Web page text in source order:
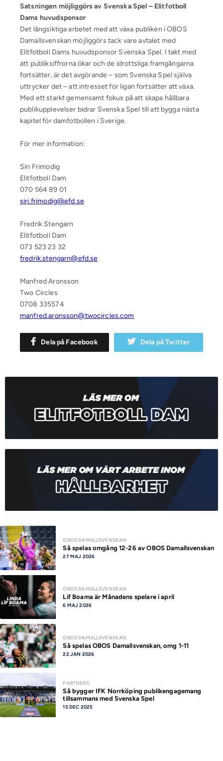
Satsningen möjliggörs av Svenska Spel – Elitfotboll
Dams huvudsponsor
Det långsiktiga arbetet med att växa publiken i OBOS
Damallsvenskan möjliggörs tack vare avtalet med
Elitfotboll Dams huvudsponsor Svenska Spel. I takt med
att publiksiffrorna ökar och de idrottsliga framgångarna
fortsätter, är det avgörande – som Svenska Spel själva
uttrycker det – att intresset för ligan fortsätter att växa.
Med ett starkt gemensamt fokus på att skapa hållbara
publikupplevelser bidrar Svenska Spel till att bygga nästa
kapitel för damfotbollen i Sverige.
För mer information:
Siri Frimodig
Elitfotboll Dam
070 564 89 01
siri.frimodig@efd.se
Fredrik Stengarn
Elitfotboll Dam
073 523 23 32
fredrik.stengarn@efd.se
Manfred Aronsson
Two Circles
0708 335574
manfred.aronsson@twocircles.com
Dela på Facebook Dela på Twitter
OBOS DAMALLSVENSKAN
Så spelas omgång 12-26 av OBOS Damallsvenskan
27 MAJ 2026
OBOS DAMALLSVENSKAN
Lif Boama är Månadens spelare i april
6 MAJ 2026
OBOS DAMALLSVENSKAN
Så spelas OBOS Damallsvenskan, omg 1-11
22 JAN 2026
PARTNERS
Så bygger IFK Norrköping publikengagemang
tillsammans med Svenska Spel
15 DEC 2025